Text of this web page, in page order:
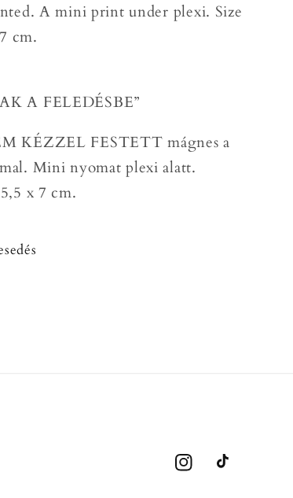
A mini print under plexi. Size
cm.
A FELEDÉSBE”
KÉZZEL FESTETT mágnes a
Mini nyomat plexi alatt.
x 7 cm.
InstagramTikTok